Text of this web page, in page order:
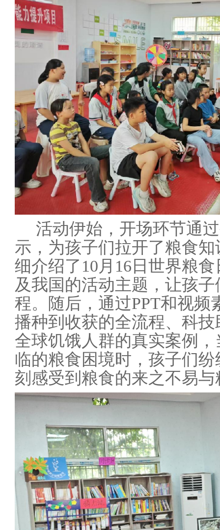
活动伊始，开场环节通
示，为孩子们拉开了粮食
细介绍了 10月16日世界粮
及我国的活动主题，让孩
程。随后，通过PPT和视
播种到收获的全流程、科
全球饥饿人群的真实案例
临的粮食困境时，孩子们
刻感受到粮食的来之不易